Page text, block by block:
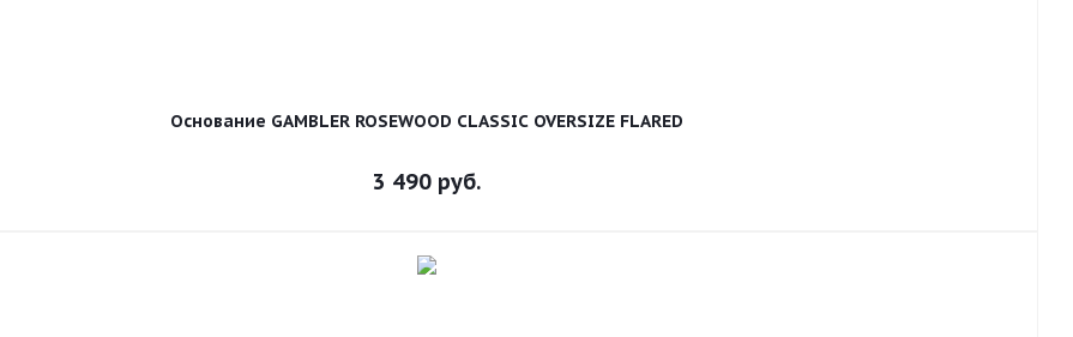
Основание GAMBLER ROSEWOOD CLASSIC OVERSIZE FLARED
3 490 руб.